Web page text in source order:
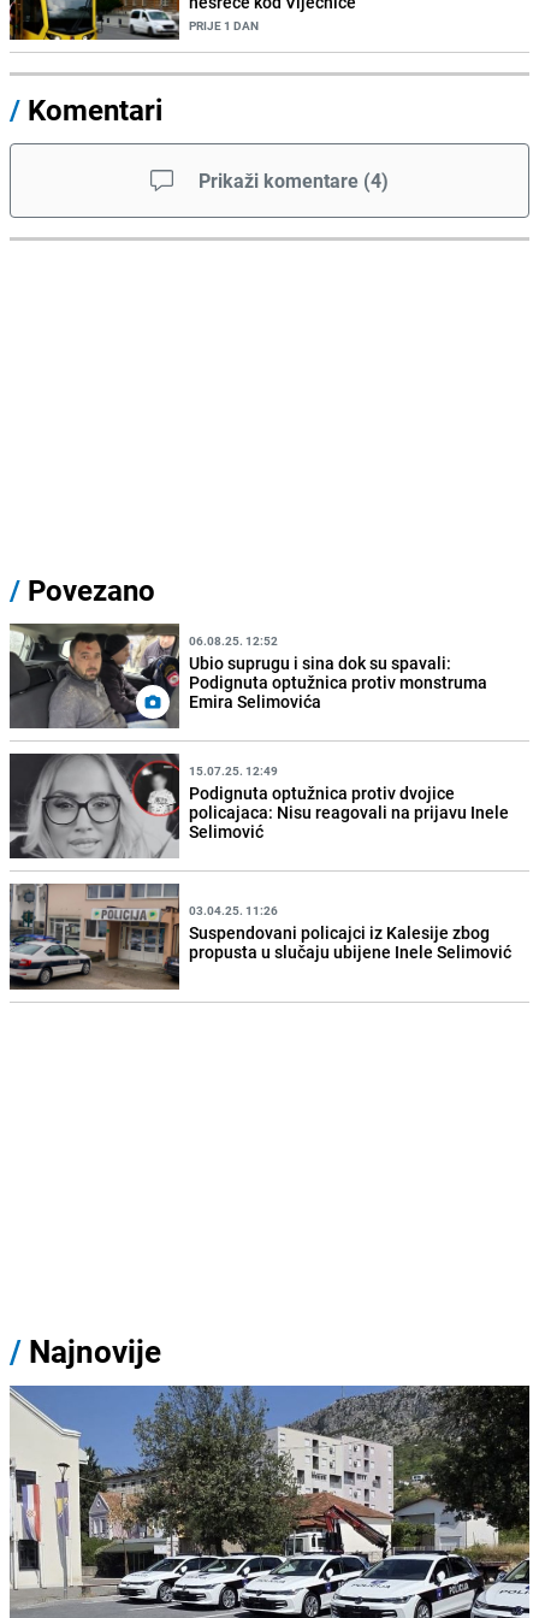
PRIJE 1 DAN
/ Komentari
Prikaži komentare (4)
/ Povezano
06.08.25. 12:52
Ubio suprugu i sina dok su spavali:
Podignuta optužnica protiv monstruma
Emira Selimovića
15.07.25. 12:49
Podignuta optužnica protiv dvojice
policajaca: Nisu reagovali na prijavu Inele
Selimović
03.04.25. 11:26
Suspendovani policajci iz Kalesije zbog
propusta u slučaju ubijene Inele Selimović
/ Najnovije